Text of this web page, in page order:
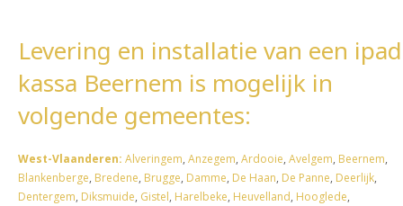
Levering en installatie van een ipad
kassa Beernem is mogelijk in
volgende gemeentes:
West-Vlaanderen: Alveringem, Anzegem, Ardooie, Avelgem, Beernem,
Blankenberge, Bredene, Brugge, Damme, De Haan, De Panne, Deerlijk,
Dentergem, Diksmuide, Gistel, Harelbeke, Heuvelland, Hooglede,